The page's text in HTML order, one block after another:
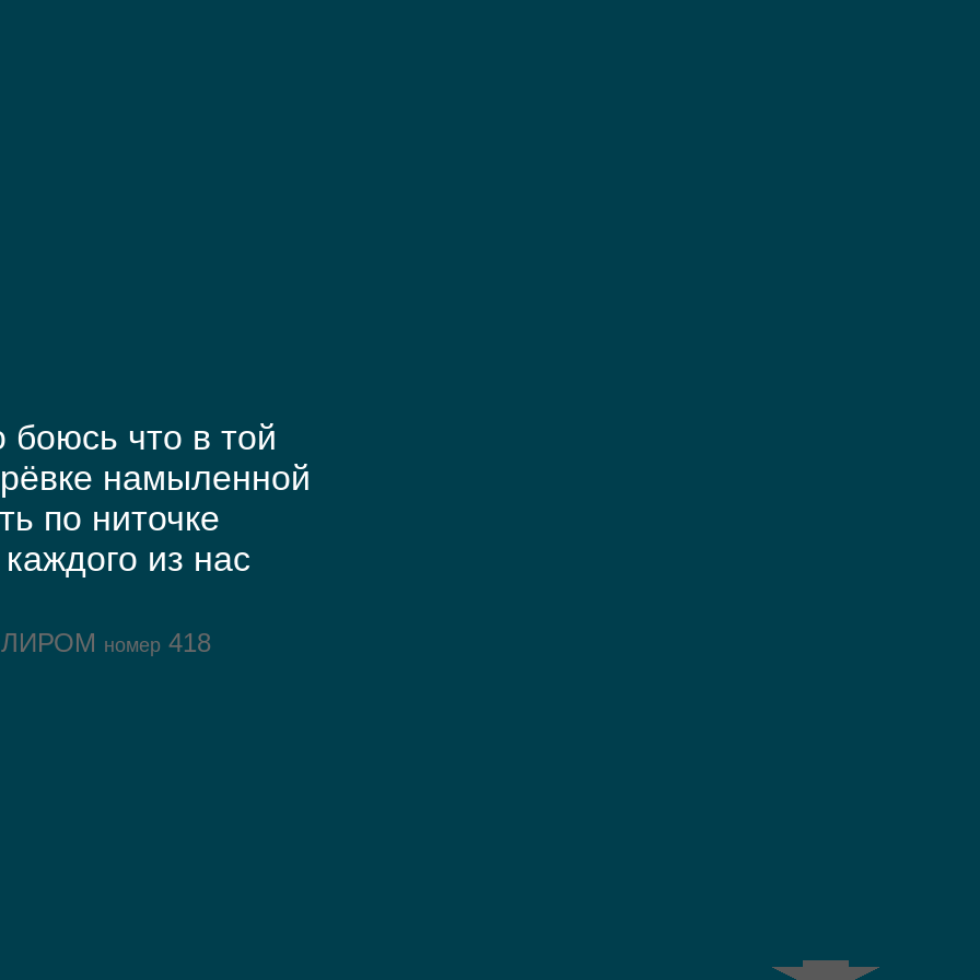
боюсь что в той
намыленной
по ниточке
каждого из нас
номер 418